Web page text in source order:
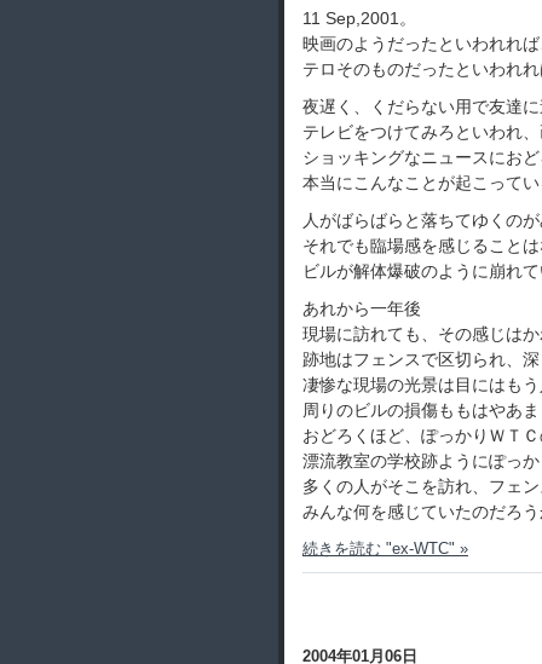
11 Sep,2001。
映画のようだったといわれれ
テロそのものだったといわれ
夜遅く、くだらない用で友達
テレビをつけてみろといわれ
ショッキングなニュースにお
本当にこんなことが起こって
人がばらばらと落ちてゆくの
それでも臨場感を感じること
ビルが解体爆破のように崩れ
あれから一年後
現場に訪れても、その感じは
跡地はフェンスで区切られ、
凄惨な現場の光景は目にはも
周りのビルの損傷ももはやあ
おどろくほど、ぽっかりＷＴ
漂流教室の学校跡ようにぽっ
多くの人がそこを訪れ、フェ
みんな何を感じていたのだろ
続きを読む "ex-WTC" »
2004年01月06日